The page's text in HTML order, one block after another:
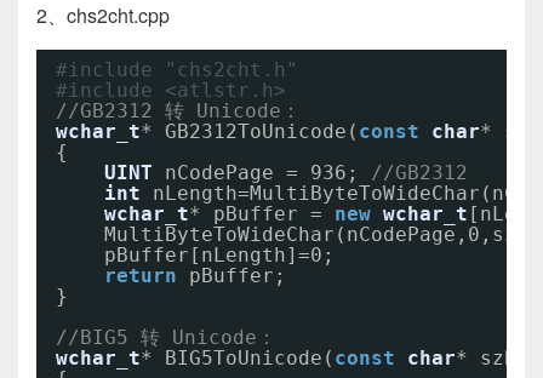
2、chs2cht.cpp
#include "chs2cht.h"
#include <atlstr.h>
//GB2312 转 Unicode：
wchar_t* GB2312ToUnicode( const char*
{
UINT
nCodePage = 936; //GB2312
int
wchar_t* pBuffer = new wchar_t
pBuffer[nLength]=0;
return
pBuffer;
}
//BIG5 转 Unicode：
wchar_t* BIG5ToUnicode( const char*